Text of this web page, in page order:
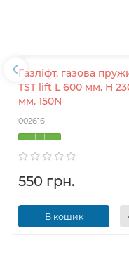
Газліфт, газова
TST lift L 600 мм. H
мм. 150N
002616
550 грн.
В кошик